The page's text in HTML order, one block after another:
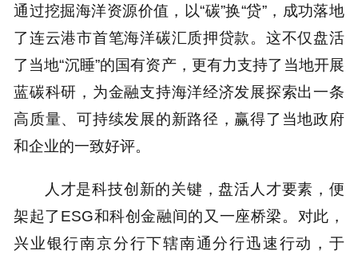
通过挖掘海洋资源价值，以“碳”换“贷”，成功落地
了连云港市首笔海洋碳汇质押贷款。这不仅盘活
了当地“沉睡”的国有资产，更有力支持了当地开展
蓝碳科研，为金融支持海洋经济发展探索出一条
高质量、可持续发展的新路径，赢得了当地政府
和企业的一致好评。
人才是科技创新的关键，盘活人才要素，便
架起了ESG和科创金融间的又一座桥梁。对此，
兴业银行南京分行下辖南通分行迅速行动，于